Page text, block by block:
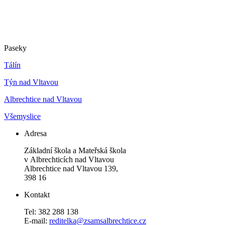
Paseky
Tálín
Týn nad Vltavou
Albrechtice nad Vltavou
Všemyslice
Adresa
Základní škola a Mateřská škola
v Albrechticích nad Vltavou
Albrechtice nad Vltavou 139,
398 16
Kontakt
Tel: 382 288 138
E-mail: reditelka@zsamsalbrechtice.cz